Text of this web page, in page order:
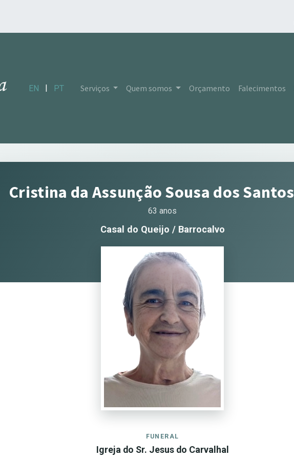
EN | PT Serviços Quem somos Orçamento Falecimentos
Cristina da Assunção Sousa dos Santos
63 anos
Casal do Queijo / Barrocalvo
FUNERAL
Igreja do Sr. Jesus do Carvalhal